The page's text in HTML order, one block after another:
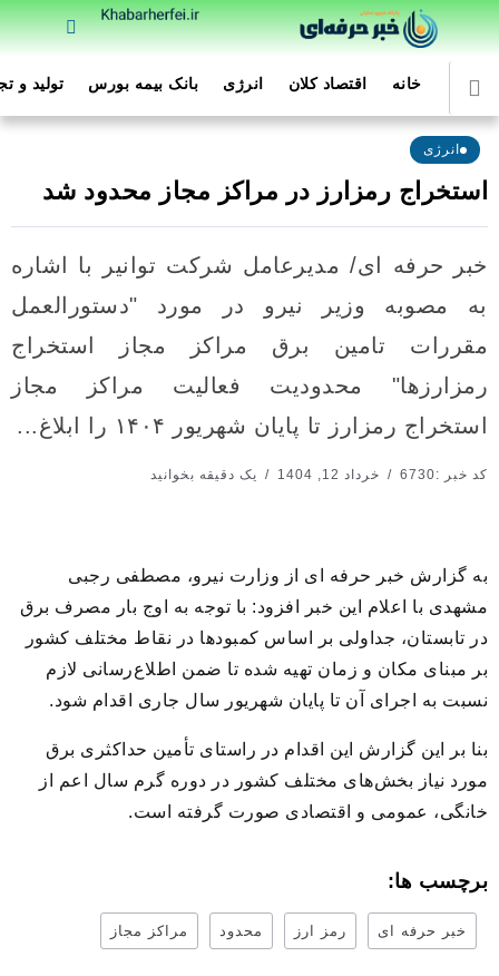
خانه اقتصاد کلان انرژی بانک بیمه بورس تولید و
انرژی
استخراج رمزارز در مراکز مجاز محدود شد
خبر حرفه ای/ مدیرعامل شرکت توانیر با اشاره
به مصوبه وزیر نیرو در مورد "دستورالعمل
مقررات تامین برق مراکز مجاز استخراج
رمزارزها" محدودیت فعالیت مراکز مجاز
استخراج رمزارز تا پایان شهریور ۱۴۰۴ را ابلاغ...
کد خبر :6730 خرداد 12, 1404 یک دقیقه بخوانید
به گزارش خبر حرفه ای از وزارت نیرو، مصطفی رجبی
مشهدی با اعلام این خبر افزود: با توجه به اوج بار مصرف برق
در تابستان، جداولی بر اساس کمبودها در نقاط مختلف کشور
بر مبنای مکان و زمان تهیه شده تا ضمن اطلاع‌رسانی لازم
نسبت به اجرای آن تا پایان شهریور سال جاری اقدام شود.
بنا بر این گزارش این اقدام در راستای تأمین حداکثری برق
مورد نیاز بخش‌های مختلف کشور در دوره گرم سال اعم از
خانگی، عمومی و اقتصادی صورت گرفته است.
برچسب ها:
خبر حرفه ای رمز ارز محدود مراکز مجاز